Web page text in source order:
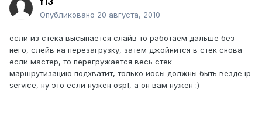
Опубликовано 20 августа, 2010
если из стека высыпается слайв то работаем дальше без
него, слейв на перезагрузку, затем джойнится в стек снова
если мастер, то перегружается весь стек
маршрутизацию подхватит, только иосы должны быть везде ip
service, ну это если нужен ospf, а он вам нужен :)